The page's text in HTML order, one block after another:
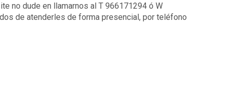
no dude en llamarnos al T 966171294 ó W
de atenderles de forma presencial, por teléfono